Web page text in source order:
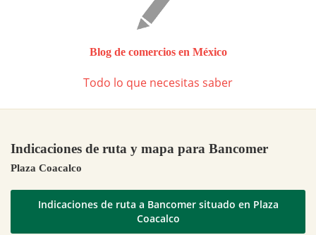
Blog de comercios en México
Todo lo que necesitas saber
Indicaciones de ruta y mapa para Bancomer
Plaza Coacalco
Indicaciones de ruta a Bancomer situado en Plaza
Coacalco